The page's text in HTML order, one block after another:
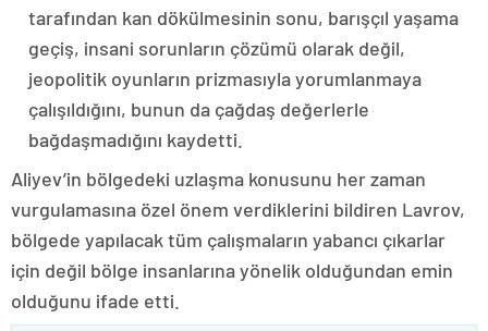
tarafından kan dökülmesinin sonu, barışçıl yaşama
geçiş, insani sorunların çözümü olarak değil,
jeopolitik oyunların prizmasıyla yorumlanmaya
çalışıldığını, bunun da çağdaş değerlerle
bağdaşmadığını kaydetti.
Aliyev’in bölgedeki uzlaşma konusunu her zaman
vurgulamasına özel önem verdiklerini bildiren Lavrov,
bölgede yapılacak tüm çalışmaların yabancı çıkarlar
için değil bölge insanlarına yönelik olduğundan emin
olduğunu ifade etti.